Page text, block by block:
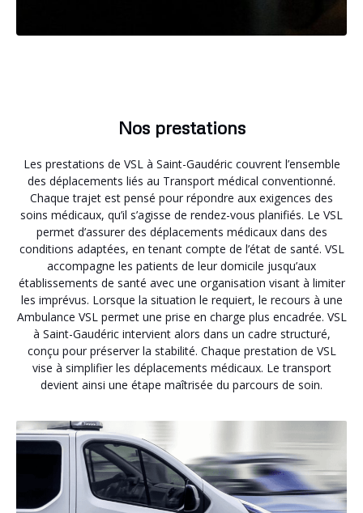
Nos prestations
Les prestations de VSL à Saint-Gaudéric couvrent l’ensemble
des déplacements liés au Transport médical conventionné.
Chaque trajet est pensé pour répondre aux exigences des
soins médicaux, qu’il s’agisse de rendez-vous planifiés. Le VSL
permet d’assurer des déplacements médicaux dans des
conditions adaptées, en tenant compte de l’état de santé. VSL
accompagne les patients de leur domicile jusqu’aux
établissements de santé avec une organisation visant à limiter
les imprévus. Lorsque la situation le requiert, le recours à une
Ambulance VSL permet une prise en charge plus encadrée. VSL
à Saint-Gaudéric intervient alors dans un cadre structuré,
conçu pour préserver la stabilité. Chaque prestation de VSL
vise à simplifier les déplacements médicaux. Le transport
devient ainsi une étape maîtrisée du parcours de soin.